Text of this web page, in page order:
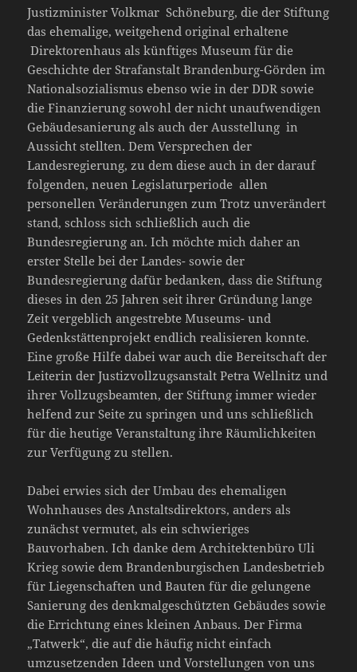
Justizminister Volkmar Schöneburg, die der Stiftung
das ehemalige, weitgehend original erhaltene
Direktorenhaus als künftiges Museum für die
Geschichte der Strafanstalt Brandenburg-Görden im
Nationalsozialismus ebenso wie in der DDR sowie
die Finanzierung sowohl der nicht unaufwendigen
Gebäudesanierung als auch der Ausstellung in
Aussicht stellten. Dem Versprechen der
Landesregierung, zu dem diese auch in der darauf
folgenden, neuen Legislaturperiode allen
personellen Veränderungen zum Trotz unverändert
stand, schloss sich schließlich auch die
Bundesregierung an. Ich möchte mich daher an
erster Stelle bei der Landes- sowie der
Bundesregierung dafür bedanken, dass die Stiftung
dieses in den 25 Jahren seit ihrer Gründung lange
Zeit vergeblich angestrebte Museums- und
Gedenkstättenprojekt endlich realisieren konnte.
Eine große Hilfe dabei war auch die Bereitschaft der
Leiterin der Justizvollzugsanstalt Petra Wellnitz und
ihrer Vollzugsbeamten, der Stiftung immer wieder
helfend zur Seite zu springen und uns schließlich
für die heutige Veranstaltung ihre Räumlichkeiten
zur Verfügung zu stellen.
Dabei erwies sich der Umbau des ehemaligen
Wohnhauses des Anstaltsdirektors, anders als
zunächst vermutet, als ein schwieriges
Bauvorhaben. Ich danke dem Architektenbüro Uli
Krieg sowie dem Brandenburgischen Landesbetrieb
für Liegenschaften und Bauten für die gelungene
Sanierung des denkmalgeschützten Gebäudes sowie
die Errichtung eines kleinen Anbaus. Der Firma
„Tatwerk“, die auf die häufig nicht einfach
umzusetzenden Ideen und Vorstellungen von uns